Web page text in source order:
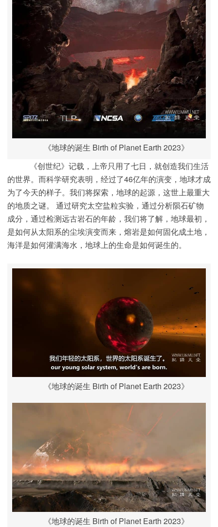
《地球的诞生 Birth of Planet Earth 2023》
《创世纪》记载，上帝只用了七日，就创造我们生活
的世界。而科学研究表明，经过了46亿年的演变，地球才成
为了今天的样子。我们将探索，地球的起源，这世上最重大
的地质之谜。 通过研究太空盐粒实验，通过分析陨石矿物
成分，通过检测远古岩石的年龄，我们将了解，地球最初，
是如何从太阳系的尘埃演变而来，熔岩是如何固化成土地，
海洋是如何灌满海水，地球上的生命是如何诞生的。
《地球的诞生 Birth of Planet Earth 2023》
《地球的诞生 Birth of Planet Earth 2023》